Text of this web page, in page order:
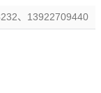
、13922709440